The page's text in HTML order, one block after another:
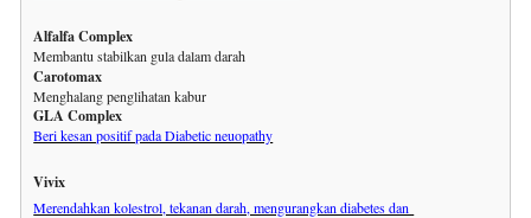
Alfalfa Complex
Membantu stabilkan gula dalam darah
Carotomax
Menghalang penglihatan kabur
GLA Complex
Beri kesan positif pada Diabetic neuopathy
Vivix
Merendahkan kolestrol, tekanan darah, mengurangkan diabetes dan